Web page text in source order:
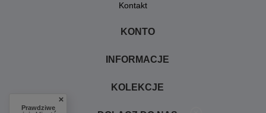
Kontakt
KONTO
INFORMACJE
KOLEKCJE
Prawdziwe